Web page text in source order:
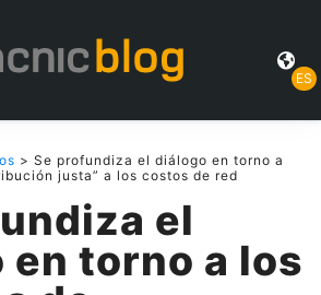
ES
> Se profundiza el diálogo en torno a
justa” a los costos de red
el
en torno a los